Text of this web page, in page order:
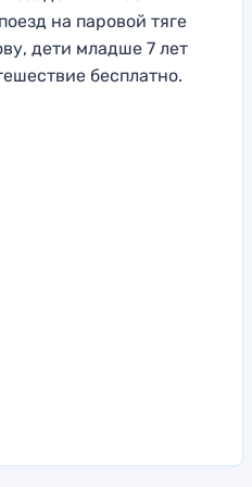
на паровой тяге
дети младше 7 лет
бесплатно.